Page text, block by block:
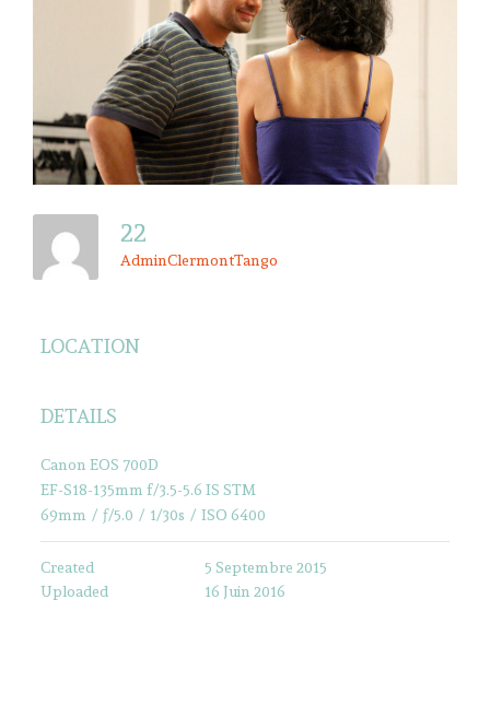
22
AdminClermontTango
LOCATION
DETAILS
Canon EOS 700D
EF-S18-135mm f/3.5-5.6 IS STM
69mm / ƒ/5.0 / 1/30s / ISO 6400
Created
5 Septembre 2015
Uploaded
16 Juin 2016